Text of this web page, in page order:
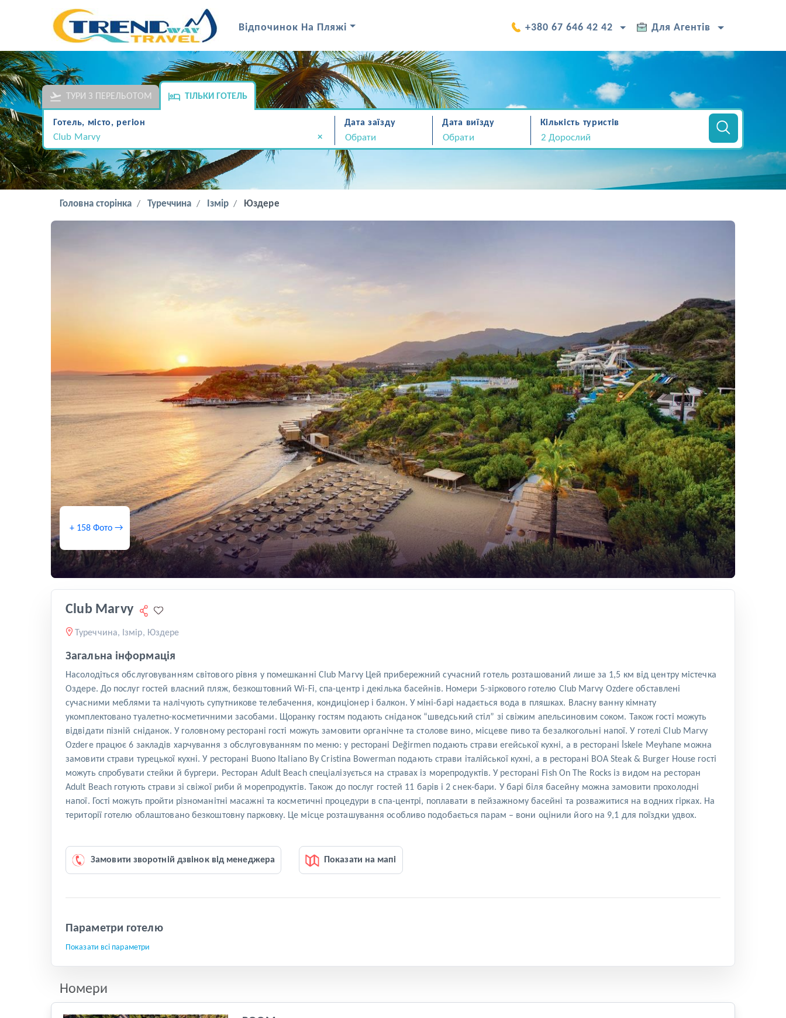
Відпочинок На Пляжі +380 67 646 42 42 Для Агентів
ТУРИ З ПЕРЕЛЬОТОМ ТІЛЬКИ ГОТЕЛЬ
Готель, місто, регіон
×
Club Marvy
Дата заїзду Дата виїзду Кількість туристів
Головна сторінка Туреччина Ізмір Юздере
+ 158 Фото →
Club Marvy
Туреччина, Ізмір, Юздере
Загальна інформація
Насолодіться обслуговуванням світового рівня у помешканні Club Marvy Цей прибережний сучасний готель розташований лише за 1,5 км від центру містечка
Оздере. До послуг гостей власний пляж, безкоштовний Wi-Fi, спа-центр і декілька басейнів. Номери 5-зіркового готелю Club Marvy Ozdere обставлені
сучасними меблями та налічують супутникове телебачення, кондиціонер і балкон. У міні-барі надається вода в пляшках. Власну ванну кімнату
укомплектовано туалетно-косметичними засобами. Щоранку гостям подають сніданок “шведський стіл” зі свіжим апельсиновим соком. Також гості можуть
відвідати пізній сніданок. У головному ресторані гості можуть замовити органічне та столове вино, місцеве пиво та безалкогольні напої. У готелі Club Marvy
Ozdere працює 6 закладів харчування з обслуговуванням по меню: у ресторані Değirmen подають страви егейської кухні, а в ресторані İskele Meyhane можна
замовити страви турецької кухні. У ресторані Buono Italiano By Cristina Bowerman подають страви італійської кухні, а в ресторані BOA Steak & Burger House гості
можуть спробувати стейки й бургери. Ресторан Adult Beach спеціалізується на стравах із морепродуктів. У ресторані Fish On The Rocks із видом на ресторан
Adult Beach готують страви зі свіжої риби й морепродуктів. Також до послуг гостей 11 барів і 2 снек-бари. У барі біля басейну можна замовити прохолодні
напої. Гості можуть пройти різноманітні масажні та косметичні процедури в спа-центрі, поплавати в пейзажному басейні та розважитися на водних гірках. На
території готелю облаштовано безкоштовну парковку. Це місце розташування особливо подобається парам – вони оцінили його на 9,1 для поїздки удвох.
Замовити зворотній дзвінок від менеджера Показати на мапі
Параметри готелю
Показати всі параметри
Номери